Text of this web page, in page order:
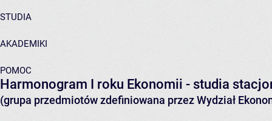
STUDIA
AKADEMIKI
POMOC
Harmonogram I roku Ekonomii - studia
(grupa przedmiotów zdefiniowana przez Wydział